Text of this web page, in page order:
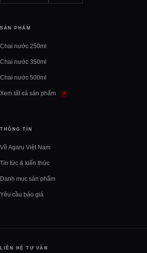
SẢN PHẨM
Chai nước 250ml
Chai nước 350ml
Chai nước 500ml
Xem tất cả sản phẩm
THÔNG TIN
Về Agaru Việt Nam
Tin tức & kiến thức
Danh mục sản phẩm
Yêu cầu báo giá
LIÊN HỆ TƯ VẤN